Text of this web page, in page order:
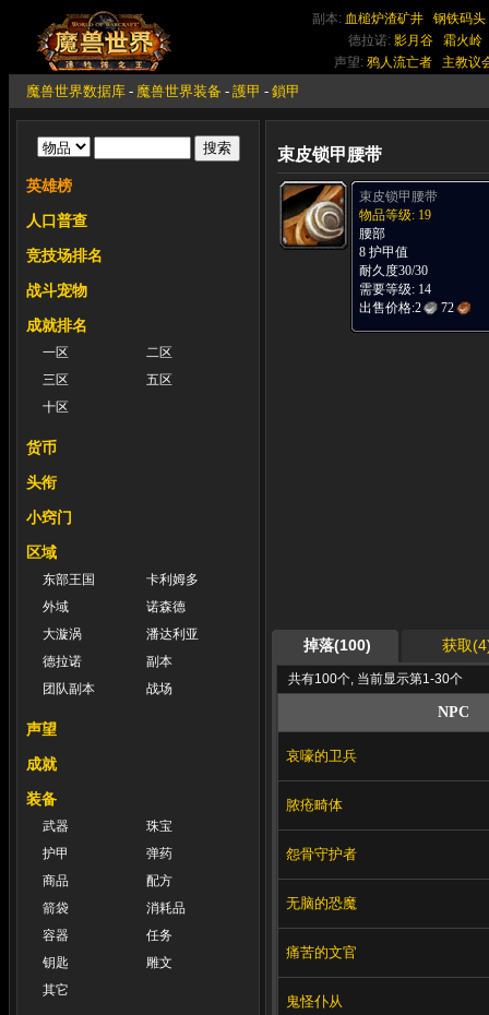
副本: 血槌炉渣矿井
钢铁码头
德拉诺: 影月谷
霜火岭
声望: 鸦人流亡者 主教议
魔兽世界数据库 - 魔兽世界装备 - 護甲 - 鎖甲
英雄榜
人口普查
竞技场排名
战斗宠物
成就排名
一区
二区
三区
五区
十区
货币
头衔
小窍门
区域
东部王国
卡利姆多
外域
诺森德
大漩涡
潘达利亚
德拉诺
副本
团队副本
战场
声望
成就
装备
武器
珠宝
护甲
弹药
商品
配方
箭袋
消耗品
容器
任务
钥匙
雕文
其它
束皮锁甲腰带
束皮锁甲腰带
物品等级: 19
腰部
8 护甲值
耐久度30/30
需要等级: 14
出售价格:2 72
掉落(100) 获取
共有100个, 当前显示第1-30个
NPC
哀嚎的卫兵
脓疮畸体
怨骨守护者
无脑的恐魔
痛苦的文官
鬼怪仆从